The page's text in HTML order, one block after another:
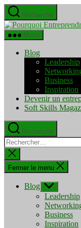
Aller
au
contenu
Recherche
Menu
Blog
Leadership
Business
Inspiration
Devenir un
Soft Skills
Recherche
Rechercher :
Fermer
la
recherche
Fermer le menu
Blog Afficher
le
sous-
menu
Leadership
Business
Inspiration